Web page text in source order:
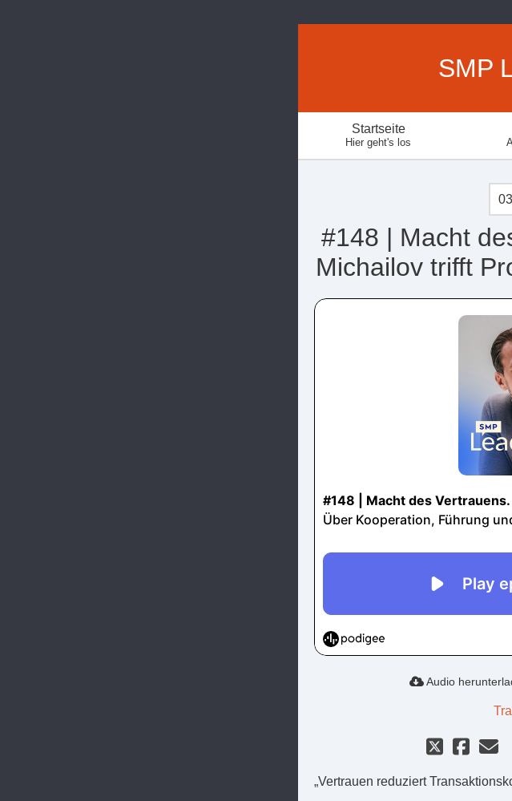
SMP
Startseite
Hier geht's los
#148 | Macht
Michailov trifft
Audio
„Vertrauen reduziert